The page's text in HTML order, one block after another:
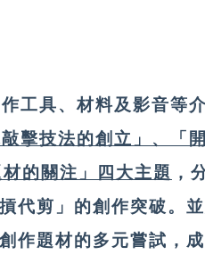
工具、材料及影音等
擊技法的創立」、「
的關注」四大主題 ，
代剪」的創作突破。
作題材的多元嘗試，